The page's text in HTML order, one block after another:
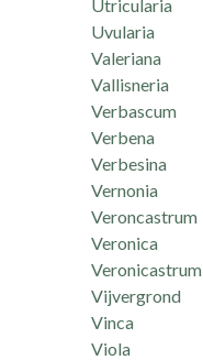
Utricularia
Uvularia
Valeriana
Vallisneria
Verbascum
Verbena
Verbesina
Vernonia
Veroncastrum
Veronica
Veronicastrum
Vijvergrond
Vinca
Viola